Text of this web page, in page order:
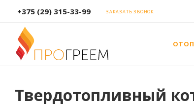
+375 (29) 315-33-99 ЗАКАЗАТЬ ЗВОНОК
Твердотопливный